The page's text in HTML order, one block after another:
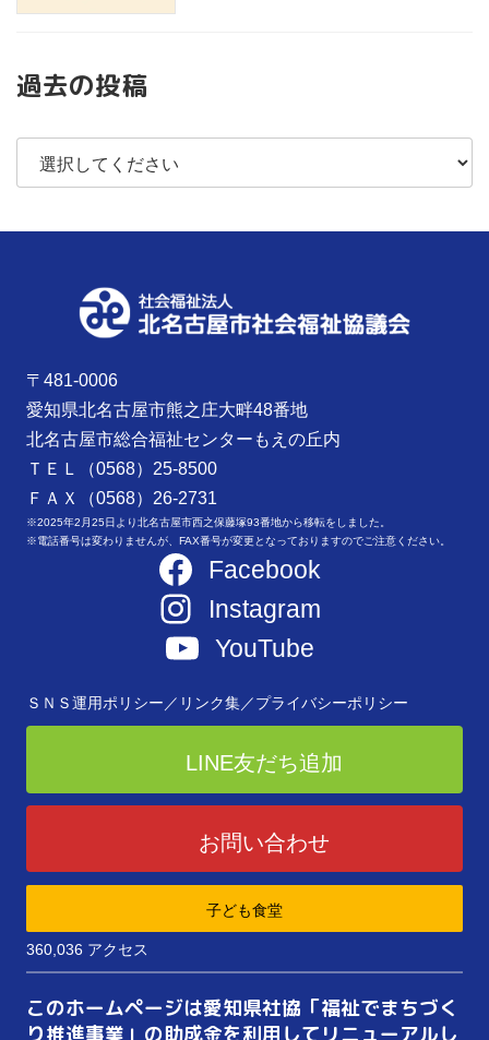
過去の投稿
〒481-0006
愛知県北名古屋市熊之庄大畔48番地
北名古屋市総合福祉センターもえの丘内
ＴＥＬ（0568）25-8500
ＦＡＸ（0568）26-2731
※2025年2月25日より北名古屋市西之保藤塚93番地から移転をしました。
※電話番号は変わりませんが、FAX番号が変更となっておりますのでご注意ください。
Facebook
Instagram
YouTube
ＳＮＳ運用ポリシー／ リンク集／プライバシーポリシー
LINE友だち追加
お問い合わせ
子ども食堂
360,036 アクセス
このホームページは愛知県社協「福祉でまちづく
り推進事業」の助成金を利用してリニューアルし